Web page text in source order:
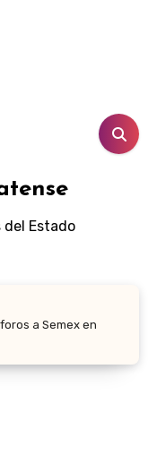
del Estado
a Semex en